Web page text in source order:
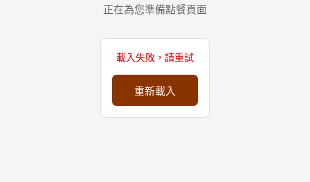
正在為您準備點餐頁面
載入失敗，請重試
重新載入